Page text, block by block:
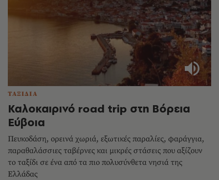
ΤΑΞΙΔΙΑ
Καλοκαιρινό road trip στη Βόρεια
Εύβοια
Πευκοδάση, ορεινά χωριά, εξωτικές παραλίες, φαράγγια,
παραθαλάσσιες ταβέρνες και μικρές στάσεις που αξίζουν
το ταξίδι σε ένα από τα πιο πολυσύνθετα νησιά της
Ελλάδας